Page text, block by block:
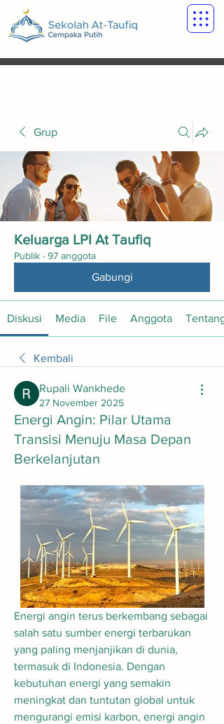
Grup
Keluarga LPI At Taufiq
Publik · 97 anggota
Gabungi
Diskusi Media File Anggota Tentang
Kembali
Rupali Wankhede
27 November 2025
Energi Angin: Pilar Utama
Transisi Menuju Masa Depan
Berkelanjutan
Energi angin terus berkembang sebagai
salah satu sumber energi terbarukan
yang paling menjanjikan di dunia,
termasuk di Indonesia. Dengan
kebutuhan energi yang semakin
meningkat dan tuntutan global untuk
mengurangi emisi karbon, energi angin